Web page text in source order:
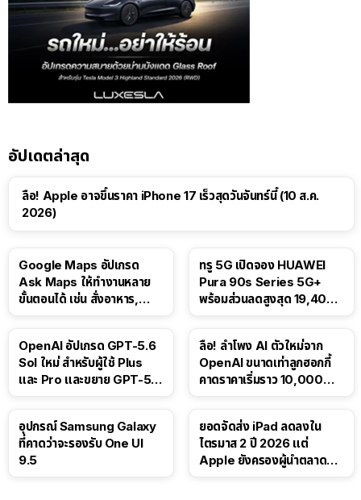
อัปเดตล่าสุด
ลือ! Apple อาจขึ้นราคา iPhone 17 เร็วสุดวันจันทร์นี้ (10 ส.ค.
2026)
Google Maps อัปเกรด
Ask Maps ให้ทำงานหลาย
ขั้นตอนได้ เช่น สั่งอาหาร,
ทรู 5G เปิดจอง HUAWEI
Pura 90s Series 5G+
พร้อมส่วนลดสูงสุด 19,400
OpenAI อัปเกรด GPT-5.6
Sol ใหม่ สำหรับผู้ใช้ Plus
และ Pro และขยาย GPT-5.6
ลือ! ลำโพง AI ตัวใหม่จาก
OpenAI ขนาดเท่าลูกฮอกกี้
คาดราคาเริ่มราว 10,000
อุปกรณ์ Samsung Galaxy
ที่คาดว่าจะรองรับ One UI
9.5
ยอดจัดส่ง iPad ลดลงใน
ไตรมาส 2 ปี 2026 แต่
Apple ยังครองผู้นำตลาด